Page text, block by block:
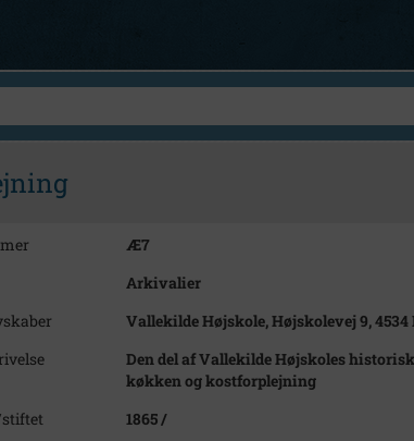
Æ7
Arkivalier
Vallekilde Højskole, Højskolevej 9, 4534
Den del af Vallekilde Højskoles
køkken og kostforplejning
1865 /